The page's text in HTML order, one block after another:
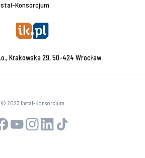
Konsorcjum
Krakowska 29, 50-424 Wrocław
© 2023 Instal-Konsorcjum